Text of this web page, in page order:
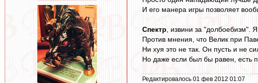
И его манера игры позволяет
Спектр, извини за "долбоебизм".
Против мнения, что Велик при
Ни хуя это не так. Он пусть и не
Но даже если был бы равен, есть
Редактировалось 01 фев 2012 01:07